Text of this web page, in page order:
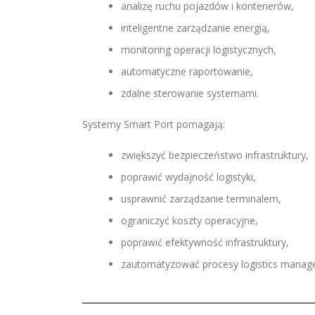
analizę ruchu pojazdów i kontenerów,
inteligentne zarządzanie energią,
monitoring operacji logistycznych,
automatyczne raportowanie,
zdalne sterowanie systemami.
Systemy Smart Port pomagają:
zwiększyć bezpieczeństwo infrastruktury,
poprawić wydajność logistyki,
usprawnić zarządzanie terminalem,
ograniczyć koszty operacyjne,
poprawić efektywność infrastruktury,
zautomatyzować procesy logistics